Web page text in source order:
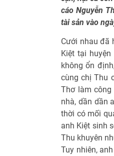
cáo Nguyễn
tài sản vào
Cưới nhau đã
Kiệt tại
không ổn
cùng chị Thu
Thơ làm
nhà, dần dần
thời có mối
anh Kiệt sinh
Thu khuyên
Tuy nhiên,